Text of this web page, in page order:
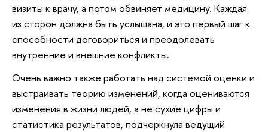
визиты к врачу, а потом обвиняет медицину. Каждая
из сторон должна быть услышана, и это первый шаг к
способности договориться и преодолевать
внутренние и внешние конфликты.
Очень важно также работать над системой оценки и
выстраивать теорию изменений, когда оцениваются
изменения в жизни людей, а не сухие цифры и
статистика результатов, подчеркнула ведущий